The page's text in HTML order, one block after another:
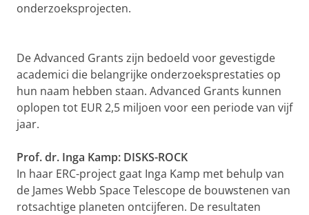
onderzoeksprojecten.
De Advanced Grants zijn bedoeld voor gevestigde
academici die belangrijke onderzoeksprestaties op
hun naam hebben staan. Advanced Grants kunnen
oplopen tot EUR 2,5 miljoen voor een periode van vijf
jaar.
Prof. dr. Inga Kamp: DISKS-ROCK
In haar ERC-project gaat Inga Kamp met behulp van
de James Webb Space Telescope de bouwstenen van
rotsachtige planeten ontcijferen. De resultaten